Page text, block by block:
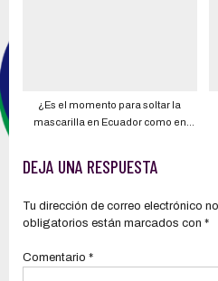
¿Es el momento para soltar la
mascarilla en Ecuador como en
importantes
DEJA UNA RESPUESTA
Tu dirección de correo electrónico
obligatorios están marcados con *
Comentario *